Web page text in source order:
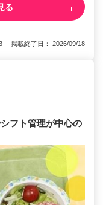
る
掲載終了日： 2026/09/18
フト管理が中心の